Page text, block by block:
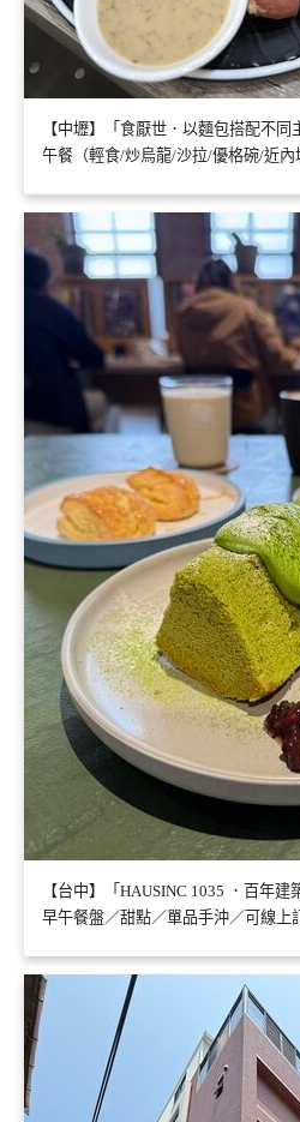
【中壢】「食厭世．以麵包搭配不
午餐（輕食/炒烏龍/沙拉/優格碗/近內
【台中】「HAUSINC 1035 ．百年
早午餐盤／甜點／單品手沖／可線上